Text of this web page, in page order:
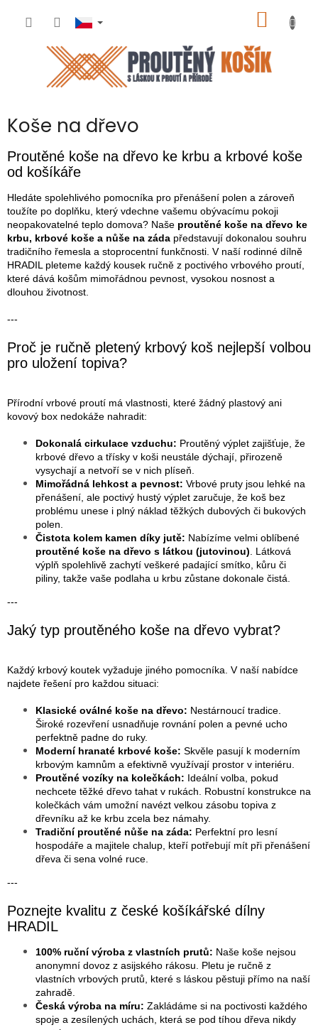
KOŠÍK
Koše na dřevo
Proutěné koše na dřevo ke krbu a krbové koše
od košíkáře
Hledáte spolehlivého pomocníka pro přenášení polen a zároveň
toužíte po doplňku, který vdechne vašemu obývacímu pokoji
neopakovatelné teplo domova? Naše proutěné koše na dřevo ke
krbu, krbové koše a nůše na záda představují dokonalou souhru
tradičního řemesla a stoprocentní funkčnosti. V naší rodinné dílně
HRADIL pleteme každý kousek ručně z poctivého vrbového proutí,
které dává košům mimořádnou pevnost, vysokou nosnost a
dlouhou životnost.
---
Proč je ručně pletený krbový koš nejlepší volbou
pro uložení topiva?
Přírodní vrbové proutí má vlastnosti, které žádný plastový ani
kovový box nedokáže nahradit:
Dokonalá cirkulace vzduchu: Proutěný výplet zajišťuje, že
krbové dřevo a třísky v koši neustále dýchají, přirozeně
vysychají a netvoří se v nich plíseň.
Mimořádná lehkost a pevnost: Vrbové pruty jsou lehké na
přenášení, ale poctivý hustý výplet zaručuje, že koš bez
problému unese i plný náklad těžkých dubových či bukových
polen.
Čistota kolem kamen díky jutě: Nabízíme velmi oblíbené
proutěné koše na dřevo s látkou (jutovinou) . Látková
výplň spolehlivě zachytí veškeré padající smítko, kůru či
piliny, takže vaše podlaha u krbu zůstane dokonale čistá.
---
Jaký typ proutěného koše na dřevo vybrat?
Každý krbový koutek vyžaduje jiného pomocníka. V naší nabídce
najdete řešení pro každou situaci:
Klasické oválné koše na dřevo: Nestárnoucí tradice.
Široké rozevření usnadňuje rovnání polen a pevné ucho
perfektně padne do ruky.
Moderní hranaté krbové koše: Skvěle pasují k moderním
krbovým kamnům a efektivně využívají prostor v interiéru.
Proutěné vozíky na kolečkách: Ideální volba, pokud
nechcete těžké dřevo tahat v rukách. Robustní konstrukce na
kolečkách vám umožní navézt velkou zásobu topiva z
dřevníku až ke krbu zcela bez námahy.
Tradiční proutěné nůše na záda: Perfektní pro lesní
hospodáře a majitele chalup, kteří potřebují mít při přenášení
dřeva či sena volné ruce.
---
Poznejte kvalitu z české košíkářské dílny
HRADIL
100% ruční výroba z vlastních prutů: Naše koše nejsou
anonymní dovoz z asijského rákosu. Pletu je ručně z
vlastních vrbových prutů, které s láskou pěstuji přímo na naší
zahradě.
Česká výroba na míru: Zakládáme si na poctivosti každého
spoje a zesílených uchách, která se pod tíhou dřeva nikdy